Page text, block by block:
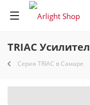
TRIAC
Серия TRIAC в Самаре